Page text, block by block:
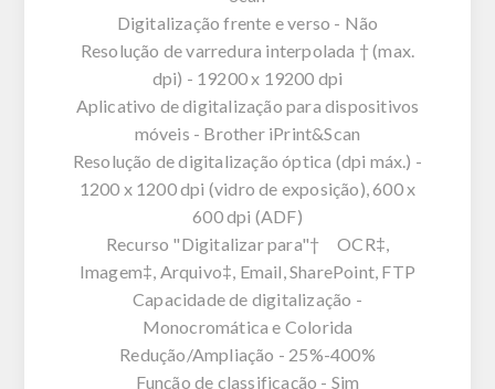
Digitalização frente e verso - Não
Resolução de varredura interpolada † (max.
dpi) - 19200 x 19200 dpi
Aplicativo de digitalização para dispositivos
móveis - Brother iPrint&Scan
Resolução de digitalização óptica (dpi máx.) -
1200 x 1200 dpi (vidro de exposição), 600 x
600 dpi (ADF)
Recurso "Digitalizar para"† OCR‡,
Imagem‡, Arquivo‡, Email, SharePoint, FTP
Capacidade de digitalização -
Monocromática e Colorida
Redução/Ampliação - 25%-400%
Função de classificação - Sim